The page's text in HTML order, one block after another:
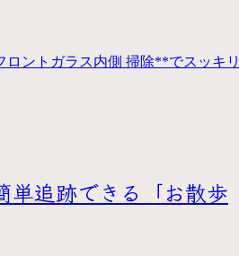
ントガラス内側 掃除**でスッキリ
単追跡できる「お散歩